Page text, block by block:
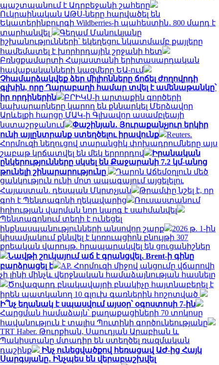
պաշտպանում է Ադրբեջանի շահերը
Ուկրաինական ԱԹՍ-ները հարվածել են
Եկատերինբուրգի Wildberries-ի պահեստին․ 800 մարդ է
տարհանվել
Գեղամ Մանուկյանը
իշխանությունների՝ եկեղեցու նկատմամբ քայլերը
համեմատել է խորհրդային շրջանի հետ
Բռնցքամարտի Հայաստանի երիտասարդական
հավաքականների կազմերը ԵԱ-ում
Չհամարձակվեք ձեր միլիոնները ճոճել ժողովրդի
գլխին, որը Ղարաբաղի համար տվել է ամենաթանկը՝
իր որդիներին
ԲՐԻԿՍ-ի արտաքին գործերի
նախարարները կարող են քննարկել Մերձավոր
Արևելքի հարցը ՄԱԿ-ի Գլխավոր ասամբլեայի
նստաշրջանում
Փաշինյան․ Յուրաքանչյուր երկիր
ունի այլընտրանք ստեղծելու իրավունք
Reuters.
Հորմուզի նեղուցով տարանցիկ փոխադրումները այս
շաբաթ կրճատվել են մեկ երրորդով
Իրանական
ընկերությունները սկսել են Քաջարանի 7.2 կմ-անոց
թունելի շինարարությունը
Դարոն Աճեմօղլուն մեծ
ցանկություն ունի մոտ ապագայում այցելելու
Հայաստան. դեսպան Մկրտչյան
Թրամփը նշել է, որ
գոհ է Պենտագոնի ղեկավարից
Ռուսաստանում
հղիության վարման նոր կարգ է սահմանվել
Պենտագոնում տեղի է ունեցել
ինքնասպանությունների անսովոր շարք
2026 թ. 1-ին
կիսամյակում քննվել է կոռուպցիոն բնույթի 307
քրեական վարույթ. հրապարակվել են ցուցանիշներ
Նավթի շուկայում աճ է գրանցվել․ Brent-ի գինը
բարձրացել է
AP. Հորմուզի միջով անցումը վճարովի
չի լինի մինչև վերջնական համաձայնության հասնելը
Ծովազարդ բնակավայրի բնակիչը հայտնաբերել է
իրեն պատկանող 10 գլուխ գառներին հոշոտված
Ի՞նչ եղանակ է սպասվում այսօր՝ օգոստոսի 7-ին
Հարցման համաձայն՝ քաղաքացիների 70 տոկոսը
հավանություն է տալիս Պուտինի գործունեությանը
TRT Haber. Թուրքիան, Սաուդյան Արաբիան և
Պակիստանը մտադիր են ստեղծել ռազմական
դաշինք
Ինչ ունեցվածքով հեռացավ ԱԺ-ից Հայկ
Սարգսյանը․ Ինչպես են վերաբաշխվել